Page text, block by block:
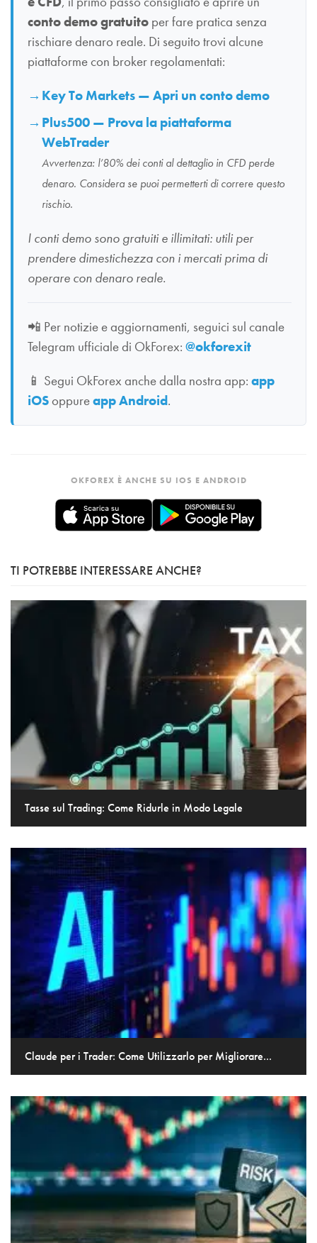
conto demo gratuito per fare pratica senza
rischiare denaro reale. Di seguito trovi alcune
piattaforme con broker regolamentati:
Key To Markets — Apri un conto demo
Plus500 — Prova la piattaforma
WebTrader
Avvertenza: l’80% dei conti al dettaglio in CFD perde
denaro. Considera se puoi permetterti di correre questo
rischio.
I conti demo sono gratuiti e illimitati: utili per
prendere dimestichezza con i mercati prima di
operare con denaro reale.
📲 Per notizie e aggiornamenti, seguici sul canale
Telegram ufficiale di OkForex: @okforexit
📱 Segui OkForex anche dalla nostra app: app
iOSoppureapp Android.
OKFOREX È ANCHE SU IOS E ANDROID
TI POTREBBE INTERESSARE ANCHE?
Tasse sul Trading: Come Ridurle in Modo Legale
Claude per i Trader: Come Utilizzarlo per Migliorare...